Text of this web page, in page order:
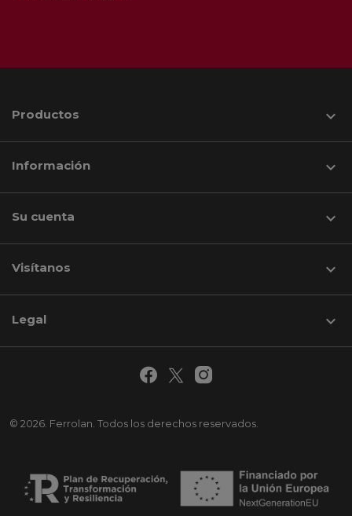
Productos 
Información 
Su cuenta 
Visítanos keyboard_arrow_down
© 2026. Ferrolan. Todos los derechos reservados.
Legal 